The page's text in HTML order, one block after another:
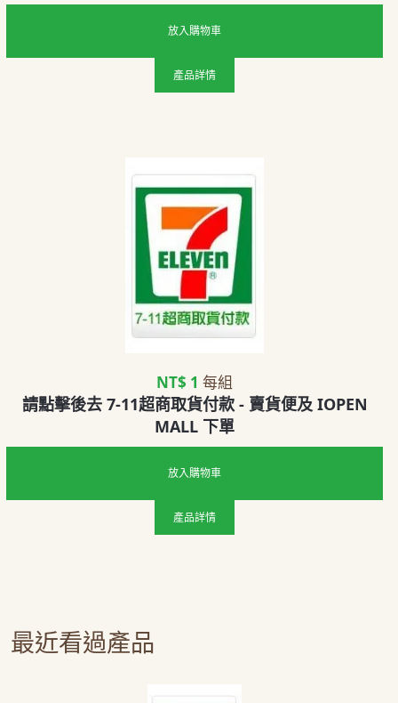
放入購物車
產品詳情
NT$ 1 每組
請點擊後去 7-11超商取貨付款 - 賣貨便及 IOPEN
MALL 下單
放入購物車
產品詳情
最近看過產品